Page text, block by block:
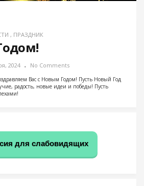
, ПРАЗДНИК
2024 No Comments
Вас с Новым Годом! Пусть Новый Год
радость, новые идеи и победы! Пусть
для слабовидящих